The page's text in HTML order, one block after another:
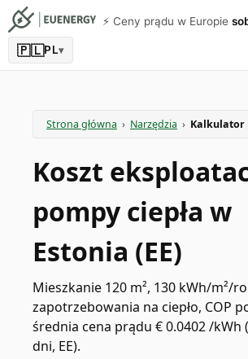
⚡️ Ceny prądu w Europie
🇵🇱PL▾
Strona główna › Narzędzia › Kalkulator
Koszt
pompy ciepła w
Estonia (EE)
Mieszkanie 120 m², 130 kWh/m²/
zapotrzebowania na ciepło, COP
średnia cena prądu € 0.0402 /kWh
dni, EE).